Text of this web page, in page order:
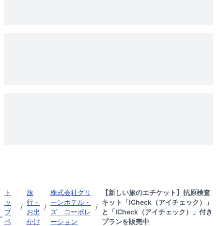
ト
ッ
プ
ペ
/
旅
行・
お出
かけ
/
株式会社グリ
ーンホテル・
ズ コーポレ
ーション
/
【新しい旅のエチケット】抗原検査
キット「ICheck（アイチェック）」
と「ICheck（アイチェック）」付き
プランを販売中